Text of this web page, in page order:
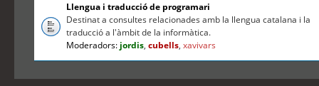
Llengua i traducció de programari
Destinat a consultes relacionades amb la llengua catalana i la
traducció a l'àmbit de la informàtica.
Moderadors: jordis,cubells,xavivars